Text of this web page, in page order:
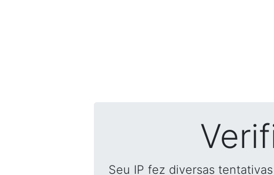
Seu IP fez diversas